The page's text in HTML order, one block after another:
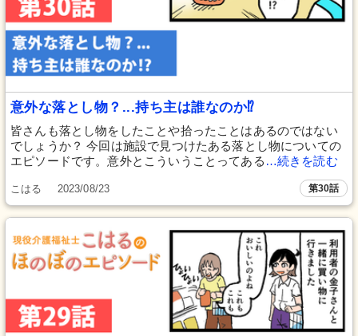
意外な落とし物？...持ち主は誰なのか⁉
皆さんも落とし物をしたことや拾ったことはあるのではない
でしょうか？ 今回は施設で見つけたある落とし物についての
エピソードです。意外とこういうことってある …続きを読む
こはる 2023/08/23 第30話